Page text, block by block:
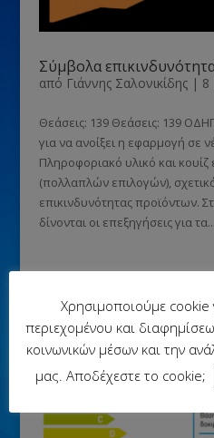
Σύμβολα
από Γιάννης Σαλονικίδης| 8
Θεάσεις: 139 Θεάσεις: 139
για να ανοίξει η εφαρμογή σε
Πληροφοριακό υλικό και
(πολλαπλών επιλογών),
επικινδυνότητας προϊόντων.
δίνονται οι επεξηγήσεις για τα...
Χρησιμοποιούμε cookie
περιεχομένου και
κοινωνικών μέσων και την
μας. Αποδέχεστε το cookie;